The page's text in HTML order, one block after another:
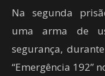
Na segunda
uma arma de
segurança,
“Emergência 192”